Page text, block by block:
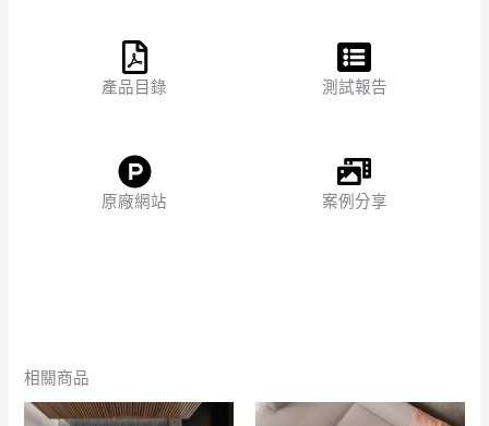
產品目錄 測試報告
原廠網站 案例分享
相關商品